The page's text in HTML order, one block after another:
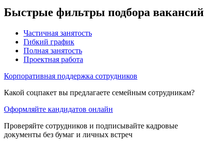
Быстрые фильтры подбора вакансий
Частичная занятость
Гибкий график
Полная занятость
Проектная работа
Корпоративная поддержка сотрудников
Какой соцпакет вы предлагаете семейным сотрудникам?
Оформляйте кандидатов онлайн
Проверяйте сотрудников и подписывайте кадровые
документы без бумаг и личных встреч